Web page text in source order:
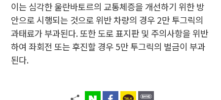
이는 심각한 울란바토르의 교통체증을 개선하기 위한 방
안으로 시행되는 것으로 위반 차량의 경우 2만 투그릭의
과태료가 부과된다. 또한 도로 표지판 및 주의사항을 위반
하여 좌회전 또는 후진할 경우 5만 투그릭의 벌금이 부과
된다.